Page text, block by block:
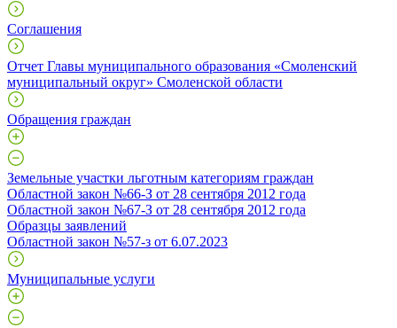
Соглашения
Отчет Главы муниципального образования «Смоленский
муниципальный округ» Смоленской области
Обращения граждан
Земельные участки льготным категориям граждан
Областной закон №66-З от 28 сентября 2012 года
Областной закон №67-З от 28 сентября 2012 года
Образцы заявлений
Областной закон №57-з от 6.07.2023
Муниципальные услуги